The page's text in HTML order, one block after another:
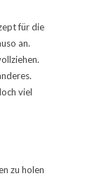
für die
an.
viel
zu holen